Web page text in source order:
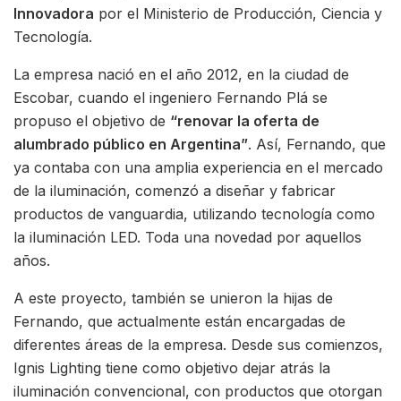
Innovadora por el Ministerio de Producción, Ciencia y
Tecnología.
La empresa nació en el año 2012, en la ciudad de
Escobar, cuando el ingeniero Fernando Plá se
propuso el objetivo de “renovar la oferta de
alumbrado público en Argentina”. Así, Fernando, que
ya contaba con una amplia experiencia en el mercado
de la iluminación, comenzó a diseñar y fabricar
productos de vanguardia, utilizando tecnología como
la iluminación LED. Toda una novedad por aquellos
años.
A este proyecto, también se unieron la hijas de
Fernando, que actualmente están encargadas de
diferentes áreas de la empresa. Desde sus comienzos,
Ignis Lighting tiene como objetivo dejar atrás la
iluminación convencional, con productos que otorgan